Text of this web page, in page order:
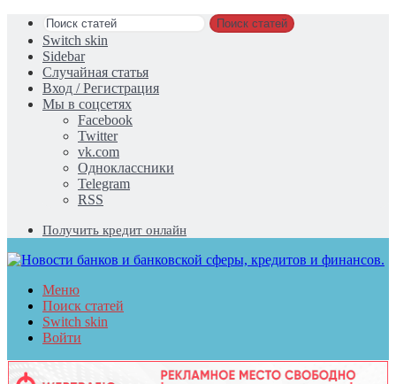
Поиск статей
Switch skin
Sidebar
Случайная статья
Вход / Регистрация
Мы в соцсетях
Facebook
Twitter
vk.com
Одноклассники
Telegram
RSS
Получить кредит онлайн
Меню
Поиск статей
Switch skin
Войти